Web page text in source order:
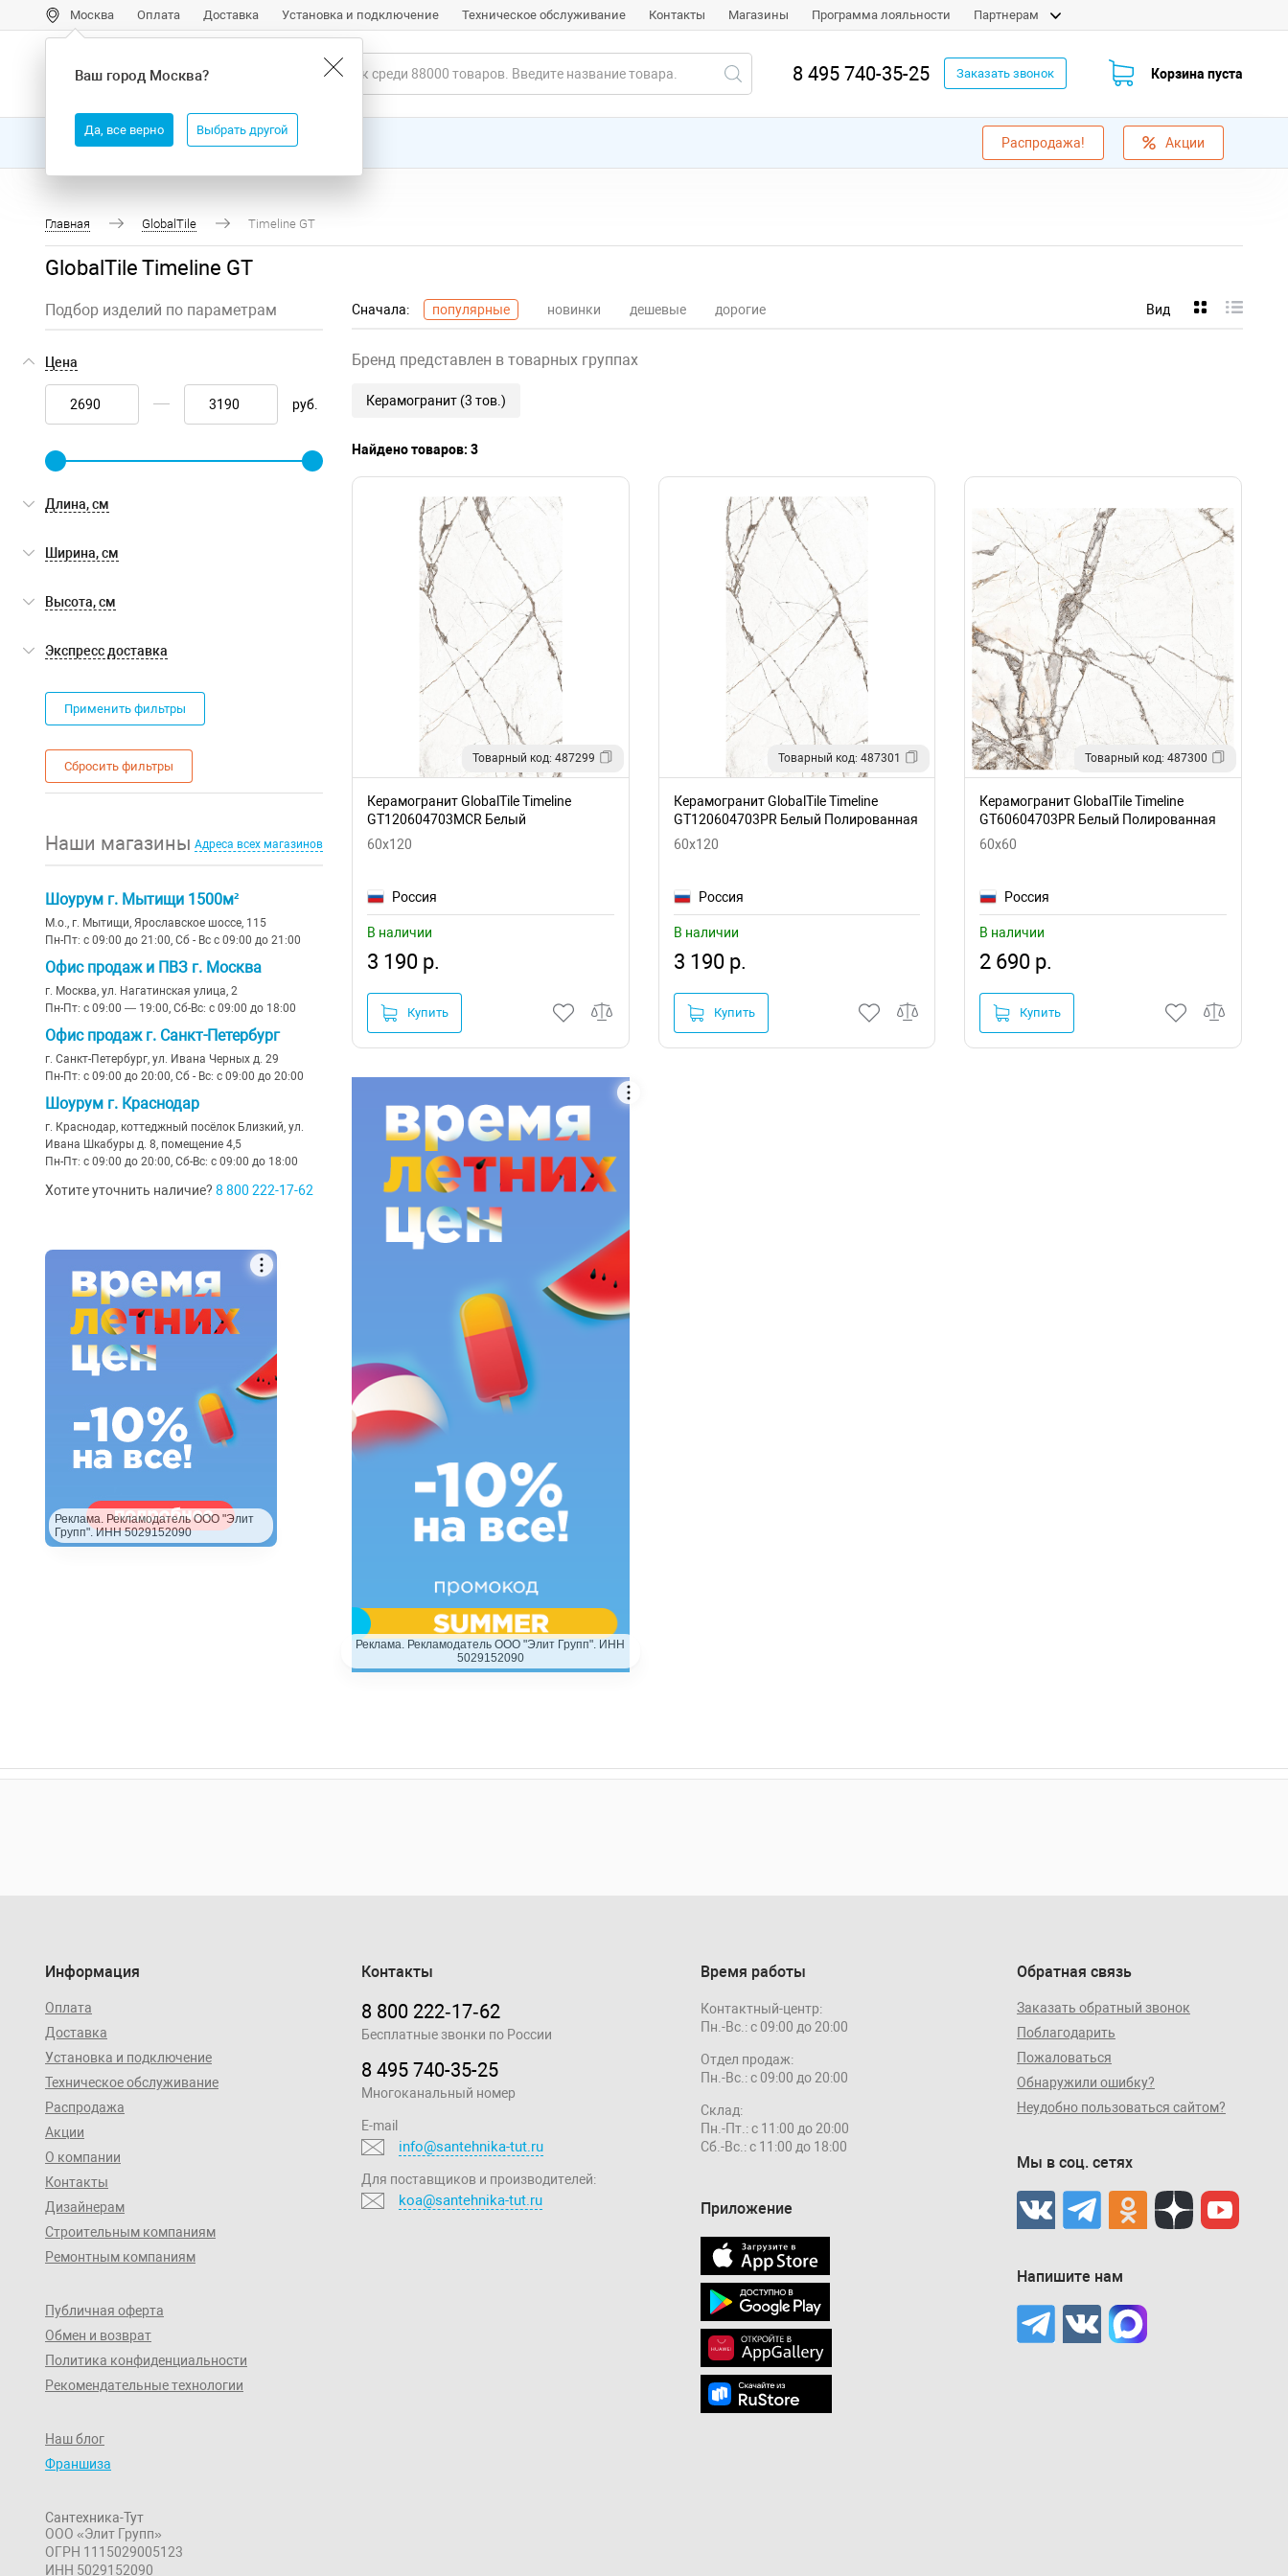
Ваш город Москва?
Да, все верно Выбрать другой
Москва Оплата Доставка Установка и подключение Техническое обслуживание Контакты Магазины Программа лояльности Партнерам
8 495 740-35-25 Заказать звонок Корзина пуста
Все товары Бренды Распродажа! Акции
Главная GlobalTile Timeline GT
GlobalTile Timeline GT
Подбор изделий по параметрам
Цена
руб.
Длина, см
Ширина, см
Высота, см
Экспресс доставка
Экспресс доставка(0)
Применить фильтры
Сбросить фильтры
Наши магазины Адреса всех магазинов
Шоурум г. Мытищи 1500м²
М.о., г. Мытищи, Ярославское шоссе, 115
Пн-Пт: с 09:00 до 21:00, Сб - Вс с 09:00 до 21:00
Офис продаж и ПВЗ г. Москва
г. Москва, ул. Нагатинская улица, 2
Пн-Пт: с 09:00 — 19:00, Сб-Вс: с 09:00 до 18:00
Офис продаж г. Санкт-Петербург
г. Санкт-Петербург, ул. Ивана Черных д. 29
Пн-Пт: с 09:00 до 20:00, Сб - Вс: с 09:00 до 20:00
Шоурум г. Краснодар
г. Краснодар, коттеджный посёлок Близкий, ул.
Ивана Шкабуры д. 8, помещение 4,5
Пн-Пт: с 09:00 до 20:00, Сб-Вс: с 09:00 до 18:00
Хотите уточнить наличие? 8 800 222-17-62
Реклама. Рекламодатель ООО "Элит
Групп". ИНН 5029152090
Сначала: популярные новинки дешевые дорогие Вид
Бренд представлен в товарных группах
Керамогранит (3 тов.)
Найдено товаров: 3
Товарный код: 487299
Керамогранит GlobalTile Timeline
GT120604703MCR Белый
Полированная Карвинг
60x120
Россия
В наличии
3 190 р.
Купить
Товарный код: 487301
Керамогранит GlobalTile Timeline
GT120604703PR Белый Полированная
60x120
Россия
В наличии
3 190 р.
Купить
Товарный код: 487300
Керамогранит GlobalTile Timeline
GT60604703PR Белый Полированная
60x60
Россия
В наличии
2 690 р.
Купить
Реклама. Рекламодатель ООО "Элит Групп". ИНН
5029152090
Информация
Оплата
Доставка
Установка и подключение
Техническое обслуживание
Распродажа
Акции
О компании
Контакты
Дизайнерам
Строительным компаниям
Ремонтным компаниям
Публичная оферта
Обмен и возврат
Политика конфиденциальности
Рекомендательные технологии
Наш блог
Франшиза
Сантехника-Тут
ООО «Элит Групп»
ОГРН 1115029005123
ИНН 5029152090
Контакты
8 800 222‑17‑62
Бесплатные звонки по России
8 495 740-35-25
Многоканальный номер
E-mail
info@santehnika-tut.ru
Для поставщиков и производителей:
koa@santehnika-tut.ru
Время работы
Контактный-центр:
Пн.-Вс.: с 09:00 до 20:00
Отдел продаж:
Пн.-Вс.: с 09:00 до 20:00
Склад:
Пн.-Пт.: с 11:00 до 20:00
Сб.-Вс.: с 11:00 до 18:00
Приложение
Обратная связь
Заказать обратный звонок
Поблагодарить
Пожаловаться
Обнаружили ошибку?
Неудобно пользоваться сайтом?
Мы в соц. сетях
Напишите нам